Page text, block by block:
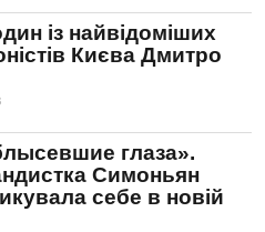
із найвідоміших
Києва Дмитро
глаза».
Симоньян
себе в новій